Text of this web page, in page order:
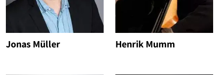
Jonas Müller Henrik Mumm